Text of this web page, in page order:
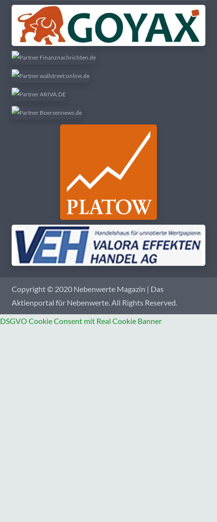
Copyright © 2020 Nebenwerte Magazin | Das
Aktienportal für Nebenwerte. All Rights Reserved.
DSGVO Cookie Consent mit Real Cookie Banner